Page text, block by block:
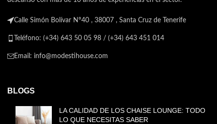
Calle Simón Bolívar Nº40 , 38007 , Santa Cruz de Tenerife
Teléfono: (+34) 643 50 05 98 / (+34) 643 451 014
Email: info@modestihouse.com
BLOGS
LA CALIDAD DE LOS CHAISE LOUNGE: TODO
LO QUE NECESITAS SABER